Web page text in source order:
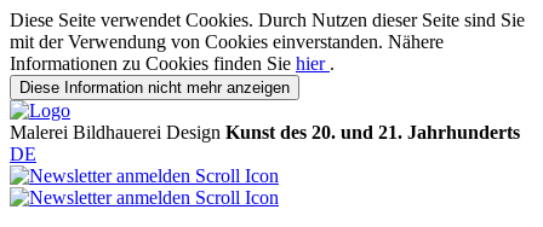
Diese Seite verwendet Cookies. Durch Nutzen dieser Seite sind Sie
mit der Verwendung von Cookies einverstanden. Nähere
Informationen zu Cookies finden Sie hier .
Diese Information nicht mehr anzeigen
Malerei Bildhauerei Design Kunst des 20. und 21. Jahrhunderts
DE